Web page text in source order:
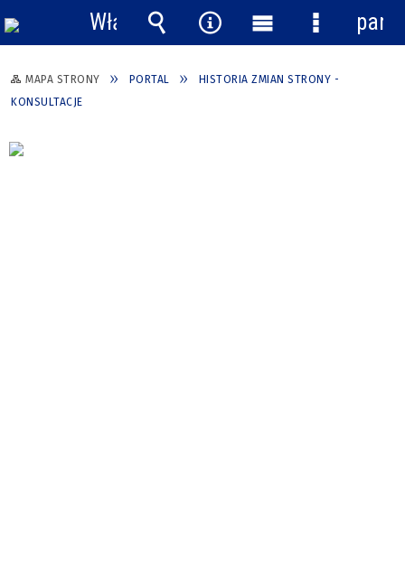
MAPA STRONY PORTAL
HISTORIA ZMIAN STRONY -
KONSULTACJE
Włącz
powiadomienia
Wyszukiwarka
Narzędzia
Menu
główne
Menu
panel